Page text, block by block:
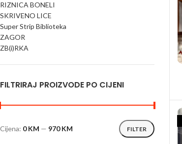
RIZNICA BONELI
SKRIVENO LICE
Super Strip Biblioteka
ZAGOR
ZB(i)RKA
FILTRIRAJ PROIZVODE PO CIJENI
FILTER
Cijena: 0 KM — 970 KM